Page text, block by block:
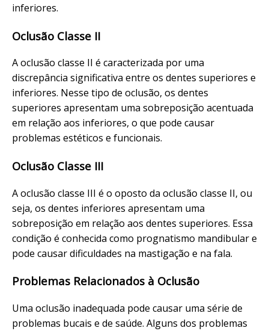
inferiores.
Oclusão Classe II
A oclusão classe II é caracterizada por uma
discrepância significativa entre os dentes superiores e
inferiores. Nesse tipo de oclusão, os dentes
superiores apresentam uma sobreposição acentuada
em relação aos inferiores, o que pode causar
problemas estéticos e funcionais.
Oclusão Classe III
A oclusão classe III é o oposto da oclusão classe II, ou
seja, os dentes inferiores apresentam uma
sobreposição em relação aos dentes superiores. Essa
condição é conhecida como prognatismo mandibular e
pode causar dificuldades na mastigação e na fala.
Problemas Relacionados à Oclusão
Uma oclusão inadequada pode causar uma série de
problemas bucais e de saúde. Alguns dos problemas